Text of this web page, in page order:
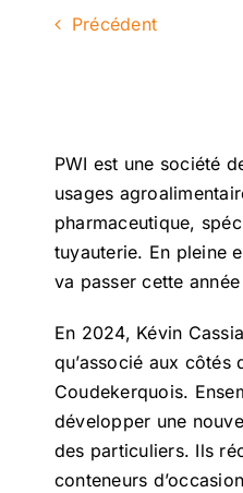
Précédent
PWI est une société
usages
pharmaceutique,
tuyauterie. En pleine
va passer cette
En 2024, Kévin
qu’associé aux côtés
Coudekerquois.
développer une
des particuliers. Ils
conteneurs